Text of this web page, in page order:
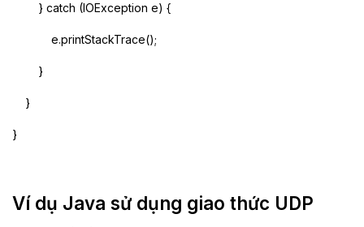
} catch (IOException e) {
e.printStackTrace();
}
}
}
Ví dụ Java sử dụng giao thức UDP